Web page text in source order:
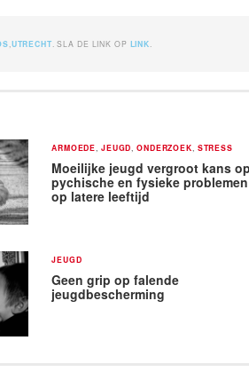
UTRECHT . SLA DE LINK OP LINK
ARMOEDE JEUGD ,ONDERZOEK STRESS
Moeilijke jeugd vergroot kans op
pychische en fysieke problemen
op latere leeftijd
JEUGD
Geen grip op falende
jeugdbescherming